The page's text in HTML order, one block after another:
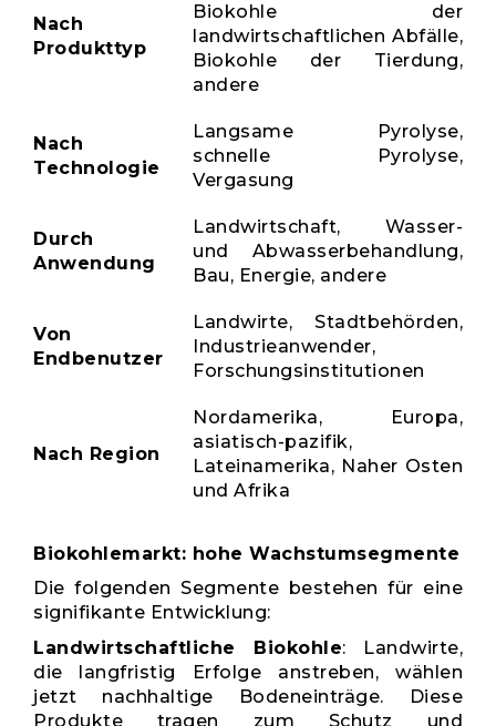
Nach
Produkttyp
Biokohle der
landwirtschaftlichen Abfälle,
Biokohle der Tierdung,
andere
Nach
Technologie
Langsame Pyrolyse,
schnelle Pyrolyse,
Vergasung
Durch
Anwendung
Landwirtschaft, Wasser-
und Abwasserbehandlung,
Bau, Energie, andere
Von
Endbenutzer
Landwirte, Stadtbehörden,
Industrieanwender,
Forschungsinstitutionen
Nach Region
Nordamerika, Europa,
asiatisch-pazifik,
Lateinamerika, Naher Osten
und Afrika
Biokohlemarkt: hohe Wachstumsegmente
Die folgenden Segmente bestehen für eine
signifikante Entwicklung:
Landwirtschaftliche Biokohle: Landwirte,
die langfristig Erfolge anstreben, wählen
jetzt nachhaltige Bodeneinträge. Diese
Produkte tragen zum Schutz und